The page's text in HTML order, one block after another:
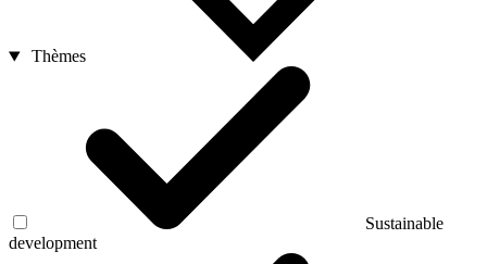
Thèmes
Sustainable
development